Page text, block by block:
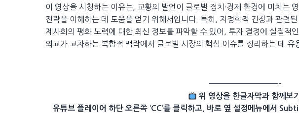
이 영상을 시청하는 이유는, 교황의 발언이 글로벌 정치·경제 환경에 미치는
전략을 이해하는 데 도움을 얻기 위해서입니다. 특히, 지정학적 긴장과 관련
제사회의 평화 노력에 대한 최신 정보를 파악할 수 있어, 투자 결정에 실질적
외교가 교차하는 복합적 맥락에서 글로벌 시장의 핵심 이슈를 정리하는 데 유
——————————–
위 영상을 한글자막과 함께보
유튜브 플레이어 하단 오른쪽 ‘CC’를 클릭하고, 바로 옆 설정메뉴에서